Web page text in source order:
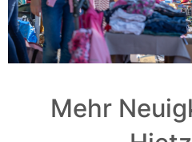
Mehr